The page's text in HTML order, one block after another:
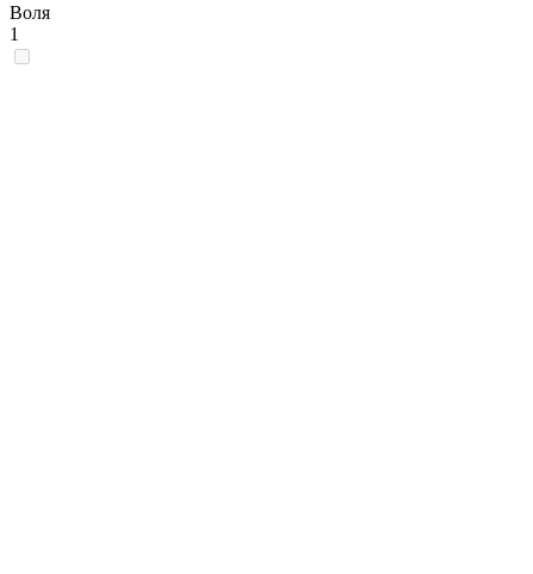
Воля
1